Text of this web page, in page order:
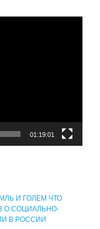
01:19:01
И ГОЛЕМ ЧТО
О СОЦИАЛЬНО-
В РОССИИ